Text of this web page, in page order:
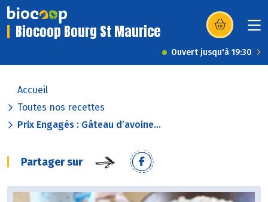
Biocoop Bourg St Maurice (s’ouvre dans
Ouvert jusqu'à 19:30
Accueil
Toutes nos recettes
Prix Engagés : Gâteau d’avoine...
Partager sur